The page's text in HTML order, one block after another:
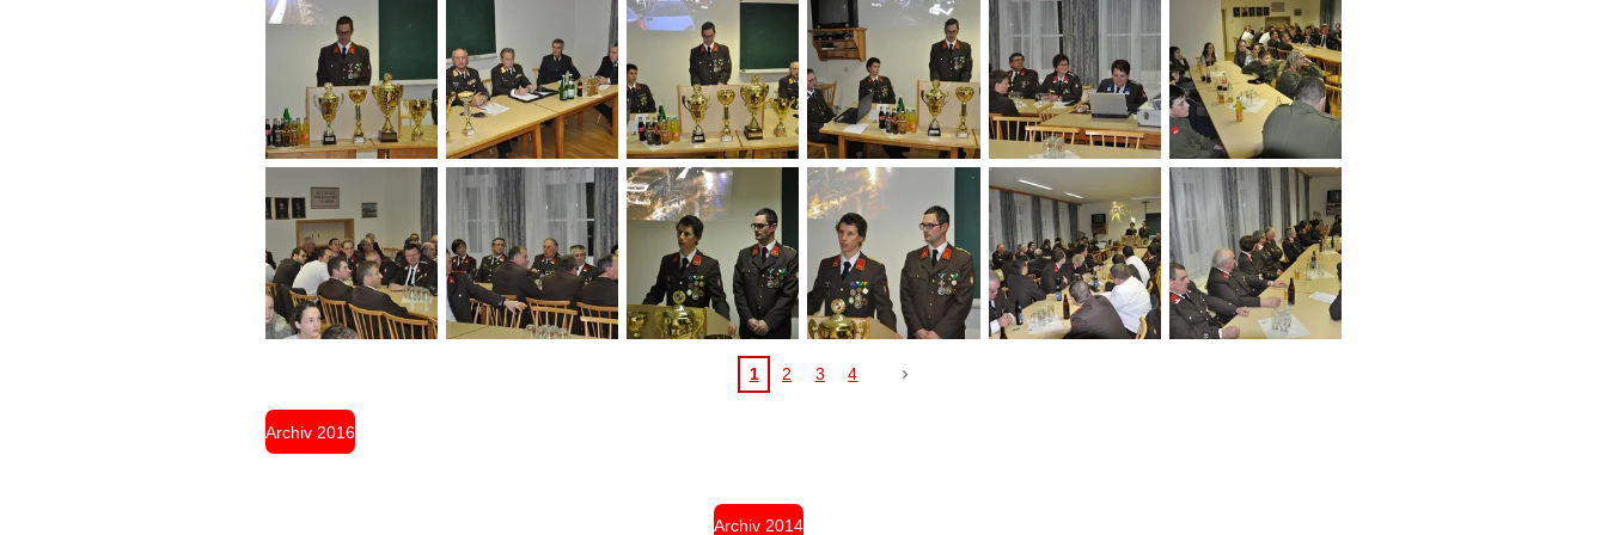
1 2 3 4
Archiv 2016
Archiv 2014